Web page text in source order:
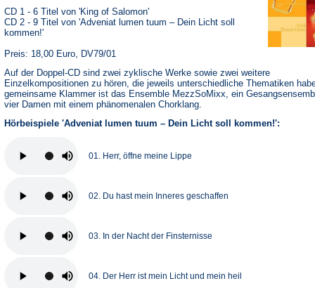
CD 1 - 6 Titel von 'King of Salomon'
CD 2 - 9 Titel von 'Adveniat lumen tuum – Dein Licht soll
kommen!'
Preis: 18,00 Euro, DV79/01
Auf der Doppel-CD sind zwei zyklische Werke sowie zwei weitere
Einzelkompositionen zu hören, die jeweils unterschiedliche Thematiken
gemeinsame Klammer ist das Ensemble MezzSoMixx, ein
vier Damen mit einem phänomenalen Chorklang.
Hörbeispiele 'Adveniat lumen tuum – Dein Licht soll kommen!':
01. Herr, öffne meine Lippe
02. Du hast mein Inneres geschaffen
03. In der Nacht der Finsternisse
04. Der Herr ist mein Licht und mein heil